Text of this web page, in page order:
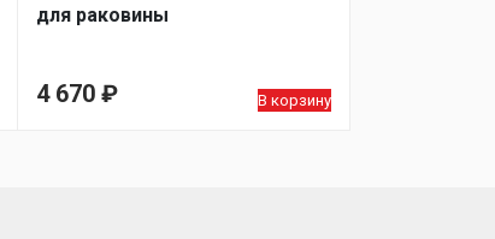
для раковины
4 670 ₽ В корзину